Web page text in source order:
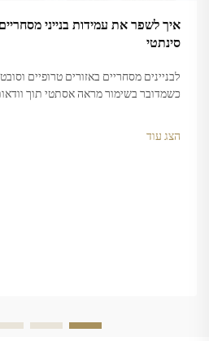
איך לשפר את עמידות בנייני
סינתטי
לבניינים מסחריים באזורים טרופיים
כשמדובר בשימור מראה אסתטי תוך
הצג עוד